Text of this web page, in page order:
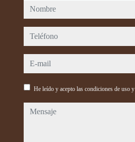
nombre
teléfono
e-mail
He leído y acepto las condiciones de uso y
mensaje